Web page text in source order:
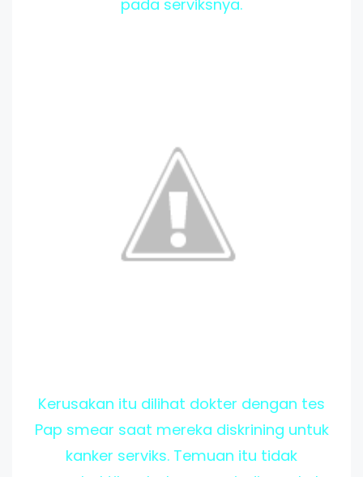
pada serviksnya.
Kerusakan itu dilihat dokter dengan tes
Pap smear saat mereka diskrining untuk
kanker serviks. Temuan itu tidak